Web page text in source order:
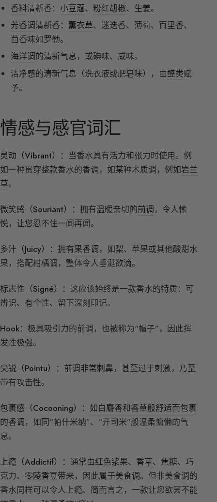
香料清新香： 小豆蔻、粉红胡椒、生姜。
芳香调清新香： 薰衣草、迷迭香、薄荷、百里香、
茴香味如罗勒。
海洋调的清新气息，或碘味、咸味。
洁净感的清新气息（洗衣液或肥皂味），由醛类赋
予。
情感与感官词汇
灵动（Vibrant）： 当香水具有活力和张力时使用。例
如一种贯穿整款香水的香调，如某种木质调，例如岩兰
草。
微笑感（Souriant）： 拥有温暖亲切的前调，令人愉
悦，让您忍不住一闻再闻。
多汁（Juicy）： 拥有果香调，如梨、苹果或其他酸甜水
果，搭配柑橘调，整体令人垂涎欲滴。
标志性（Signé）： 这应该始终是一款香水的特质：可
辨识、有个性、留下深刻印记。
Hook： 极具吸引力的前调，也被称为“帽子”，因此挥
发性极强。
尖锐（Pointu）： 前调非常刺鼻，甚至过于刺激，乃至
带有攻击性。
包裹感（Cocooning）： 如白麝香和香草般舒适而包裹
的香调，如同“帕什米纳”、“开司米”般温柔慵懒的气
息。
上瘾（Addictif）： 通常由红色浆果、 香草、焦糖、巧
克力、 零陵香豆带来，因此属于美食调。但非美食调的
香水同样可以令人上瘾。简而言之，一款让您欲罢不能